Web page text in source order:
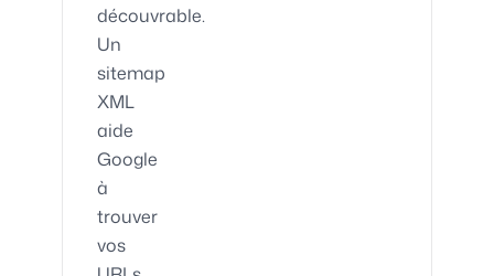
découvrable.
Un
sitemap
XML
aide
Google
à
trouver
vos